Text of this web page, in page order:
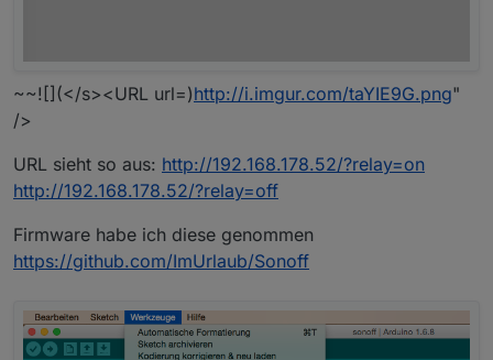
~~![](</s><URL url=)http://i.imgur.com/taYIE9G.png"
/>
URL sieht so aus: http://192.168.178.52/?relay=on
http://192.168.178.52/?relay=off
Firmware habe ich diese genommen
https://github.com/ImUrlaub/Sonoff